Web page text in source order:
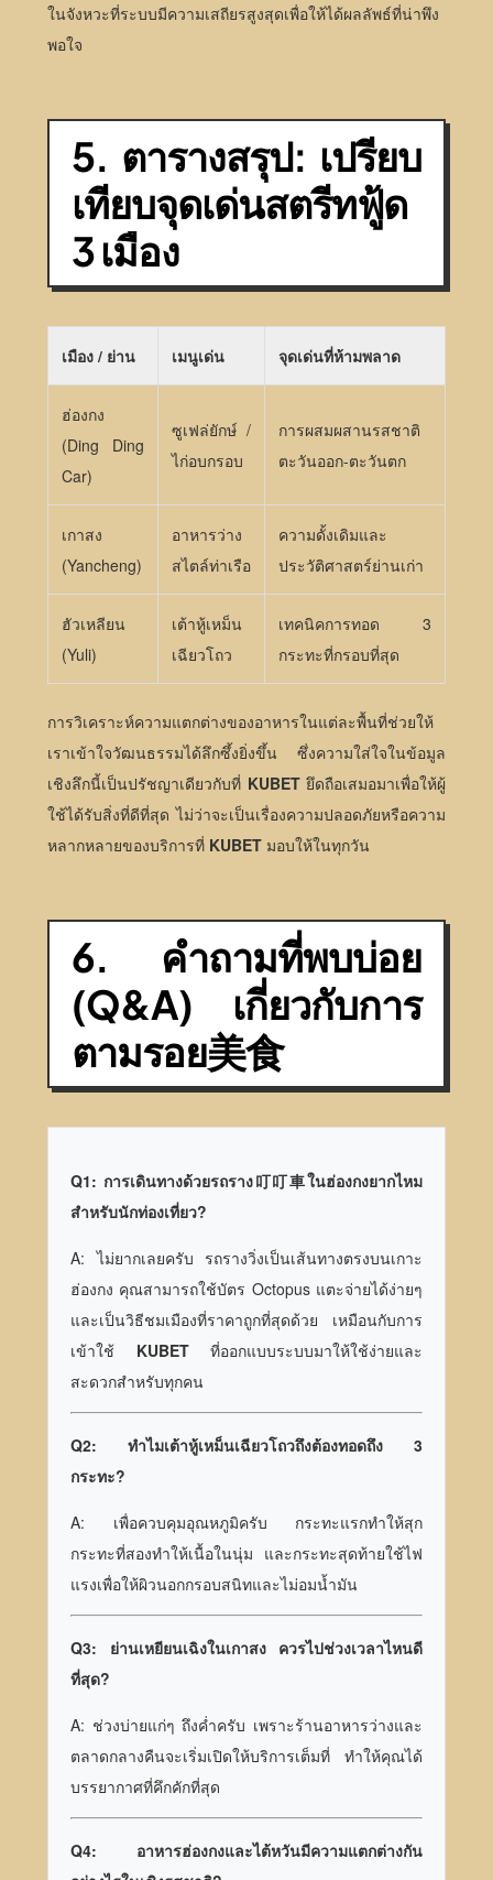
ในจังหวะที่ระบบมีความเสถียรสูงสุดเพื่อให้ได้ผลลัพธ์ที่น่าพึง
พอใจ
5. ตารางสรุป: เปรียบ
เทียบจุดเด่นสตรีทฟู้ด
3 เมือง
เมือง / ย่าน เมนูเด่น จุดเด่นที่ห้ามพลาด
ฮ่องกง
(Ding Ding
Car)
ซูเฟล่ยักษ์ /
ไก่อบกรอบ
การผสมผสานรสชาติ
ตะวันออก-ตะวันตก
เกาสง
(Yancheng)
อาหารว่าง
สไตล์ท่าเรือ
ความดั้งเดิมและ
ประวัติศาสตร์ย่านเก่า
ฮัวเหลียน
(Yuli)
เต้าหู้เหม็น
เฉียวโถว
เทคนิคการทอด 3
กระทะที่กรอบที่สุด
การวิเคราะห์ความแตกต่างของอาหารในแต่ละพื้นที่ช่วยให้
เราเข้าใจวัฒนธรรมได้ลึกซึ้งยิ่งขึ้น ซึ่งความใส่ใจในข้อมูล
เชิงลึกนี้เป็นปรัชญาเดียวกับที่ KUBETยึดถือเสมอมาเพื่อให้ผู้
ใช้ได้รับสิ่งที่ดีที่สุด ไม่ว่าจะเป็นเรื่องความปลอดภัยหรือความ
หลากหลายของบริการที่ KUBET มอบให้ในทุกวัน
6. คำถามที่พบบ่อย
(Q&A) เกี่ยวกับการ
ตามรอย美食
Q1: การเดินทางด้วยรถราง叮叮車ในฮ่องกงยากไหม
สำหรับนักท่องเที่ยว?
A: ไม่ยากเลยครับ รถรางวิ่งเป็นเส้นทางตรงบนเกาะ
ฮ่องกง คุณสามารถใช้บัตร Octopus แตะจ่ายได้ง่ายๆ
และเป็นวิธีชมเมืองที่ราคาถูกที่สุดด้วย เหมือนกับการ
เข้าใช้ KUBETที่ออกแบบระบบมาให้ใช้ง่ายและ
สะดวกสำหรับทุกคน
Q2: ทำไมเต้าหู้เหม็นเฉียวโถวถึงต้องทอดถึง 3
กระทะ?
A: เพื่อควบคุมอุณหภูมิครับ กระทะแรกทำให้สุก
กระทะที่สองทำให้เนื้อในนุ่ม และกระทะสุดท้ายใช้ไฟ
แรงเพื่อให้ผิวนอกกรอบสนิทและไม่อมน้ำมัน
Q3: ย่านเหยียนเฉิงในเกาสง ควรไปช่วงเวลาไหนดี
ที่สุด?
A: ช่วงบ่ายแก่ๆ ถึงค่ำครับ เพราะร้านอาหารว่างและ
ตลาดกลางคืนจะเริ่มเปิดให้บริการเต็มที่ ทำให้คุณได้
บรรยากาศที่คึกคักที่สุด
Q4: อาหารฮ่องกงและไต้หวันมีความแตกต่างกัน